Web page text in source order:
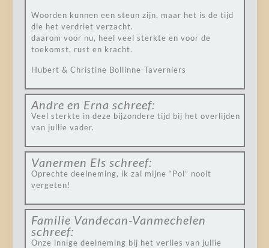
Woorden kunnen een steun zijn, maar het is de tijd
die het verdriet verzacht.
daarom voor nu, heel veel sterkte en voor de
toekomst, rust en kracht.
Hubert & Christine Bollinne-Taverniers
Andre en Erna schreef:
Veel sterkte in deze bijzondere tijd bij het overlijden
van jullie vader.
Vanermen Els schreef:
Oprechte deelneming, ik zal mijne “Pol” nooit
vergeten!
Familie Vandecan-Vanmechelen
schreef:
Onze innige deelneming bij het verlies van jullie